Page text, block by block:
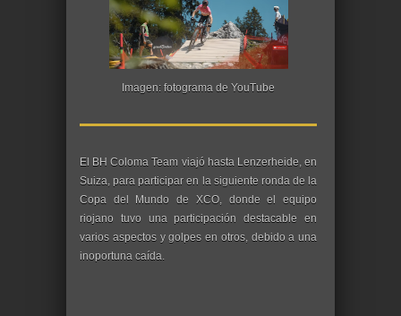
Imagen: fotograma de YouTube
El BH Coloma Team viajó hasta Lenzerheide, en
Suiza, para participar en la siguiente ronda de la
Copa del Mundo de XCO, donde el equipo
riojano tuvo una participación destacable en
varios aspectos y golpes en otros, debido a una
inoportuna caída.